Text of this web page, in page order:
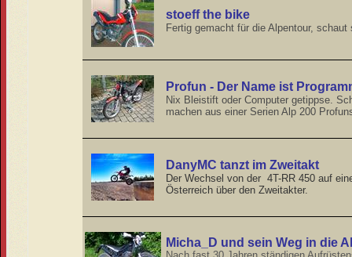
stoeff the bike
Fertig gemacht für die Alpentour, schaut
Profun - Der Name ist
Nix Bleistift oder Computer getippse.
machen aus einer Serien Alp 200
DanyMC tanzt im Zweitakt
Der Wechsel von der 4T-RR 450 auf
Österreich über den Zweitakter.
Micha_D und sein Weg in die